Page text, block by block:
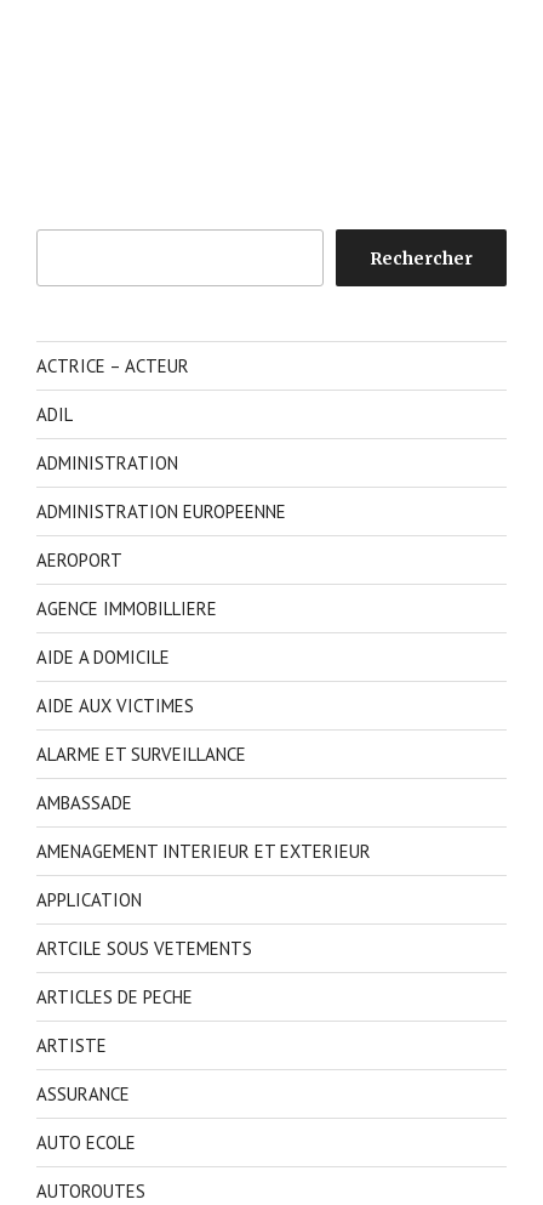
Rechercher
ACTRICE – ACTEUR
ADIL
ADMINISTRATION
ADMINISTRATION EUROPEENNE
AEROPORT
AGENCE IMMOBILLIERE
AIDE A DOMICILE
AIDE AUX VICTIMES
ALARME ET SURVEILLANCE
AMBASSADE
AMENAGEMENT INTERIEUR ET EXTERIEUR
APPLICATION
ARTCILE SOUS VETEMENTS
ARTICLES DE PECHE
ARTISTE
ASSURANCE
AUTO ECOLE
AUTOROUTES